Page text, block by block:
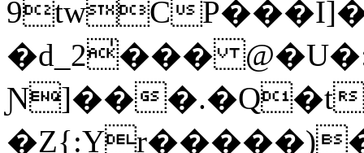
9twC
�d_2̍���
Ɲ]���.�Q�t